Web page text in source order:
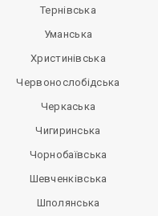
Тернівська
Уманська
Христинівська
Червонослобідська
Черкаська
Чигиринська
Чорнобаївська
Шевченківська
Шполянська